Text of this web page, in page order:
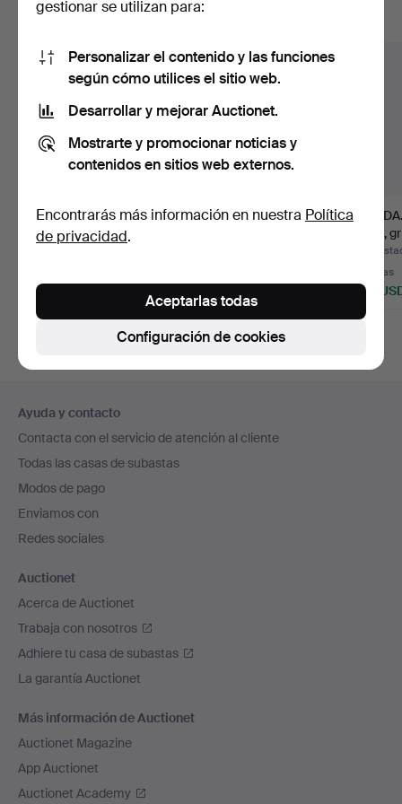
FENDI ROMA. Gafas de
sol, modelo de mujer.…
85 USD
CELINE PARIS.
ante,
9 pujas
176
en
el
pie
de
página
Ayuda y contacto
Contacta con el servicio de atención al cliente
Todas las casas de subastas
Modos de pago
Enviamos con
Redes sociales
Auctionet
Acerca de Auctionet
Trabaja con nosotros
Adhiere tu casa de subastas
La garantía Auctionet
Más información de Auctionet
Auctionet Magazine
App Auctionet
Auctionet Academy
gestionar se utilizan para:
Personalizar el contenido y las funciones
según cómo utilices el sitio web.
Desarrollar y mejorar Auctionet.
Mostrarte y promocionar noticias y
contenidos en sitios web externos.
Encontrarás más información en nuestra Política
de privacidad.
Configuración de cookies
Aceptarlas todas